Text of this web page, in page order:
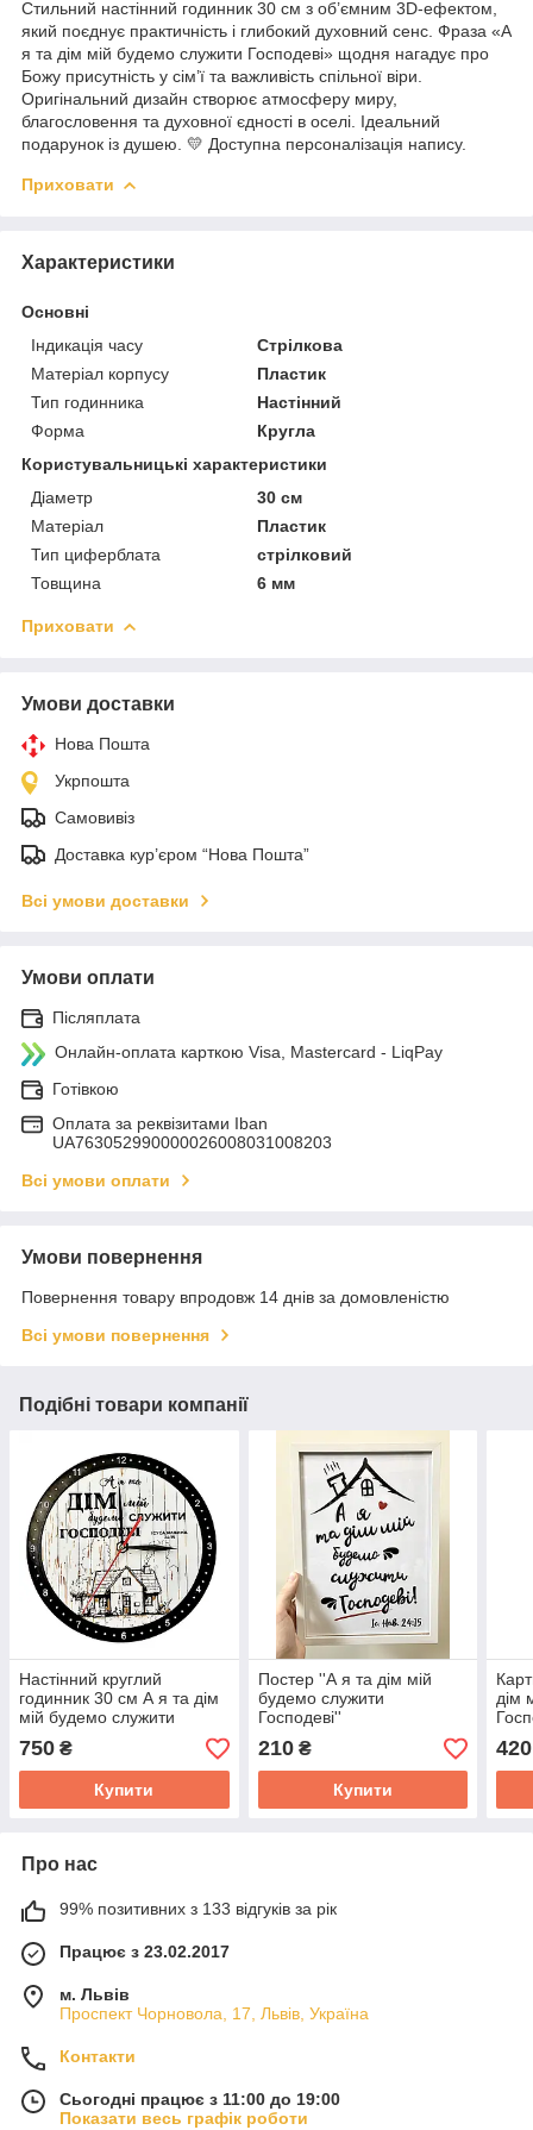
Стильний настінний годинник 30 см з об’ємним 3D-ефектом,
який поєднує практичність і глибокий духовний сенс. Фраза «А
я та дім мій будемо служити Господеві» щодня нагадує про
Божу присутність у сім’ї та важливість спільної віри.
Оригінальний дизайн створює атмосферу миру,
благословення та духовної єдності в оселі. Ідеальний
подарунок із душею. 💛 Доступна персоналізація напису.
Приховати
Характеристики
Основні
Індикація часу
Стрілкова
Матеріал корпусу
Пластик
Тип годинника
Настінний
Форма
Кругла
Користувальницькі характеристики
Діаметр
30 см
Матеріал
Пластик
Тип циферблата
стрілковий
Товщина
6 мм
Приховати
Умови доставки
Нова Пошта
Укрпошта
Самовивіз
Доставка кур’єром “Нова Пошта”
Всі умови доставки
Умови оплати
Післяплата
Онлайн-оплата карткою Visa, Mastercard - LiqPay
Готівкою
Оплата за реквізитами Iban
UA763052990000026008031008203
Всі умови оплати
Умови повернення
Повернення товару впродовж 14 днів за домовленістю
Всі умови повернення
Подібні товари компанії
Настінний круглий
годинник 30 см А я та дім
мій будемо служити
Господеві
750 ₴
Купити
Постер ''А я та дім мій
будемо служити
Господеві''
210₴
Купити
дім
420
Про нас
99% позитивних з 133 відгуків за рік
Працює з 23.02.2017
м. Львів
Проспект Чорновола, 17, Львів, Україна
Контакти
Сьогодні працює з 11:00 до 19:00
Показати весь графік роботи